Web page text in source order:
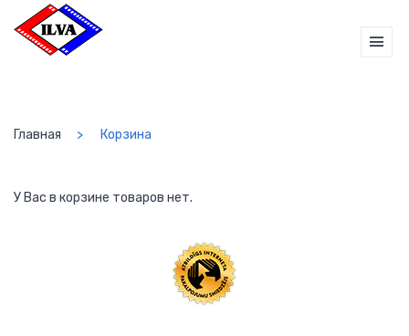
Главная Корзина
У Вас в корзине товаров нет.